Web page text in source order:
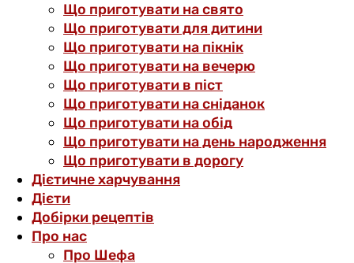
Що приготувати на свято
Що приготувати для дитини
Що приготувати на пікнік
Що приготувати на вечерю
Що приготувати в піст
Що приготувати на сніданок
Що приготувати на обід
Що приготувати на день народження
Що приготувати в дорогу
Дієтичне харчування
Дієти
Добірки рецептів
Про нас
Про Шефа